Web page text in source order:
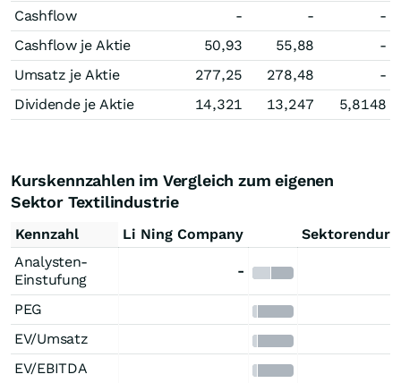
Cashflow
- -
-
Cashflow je Aktie
50,93 55,88
-
Umsatz je Aktie
277,25 278,48
-
Dividende je Aktie
14,321 13,247 5,8148
Kurskennzahlen im Vergleich zum eigenen
Sektor Textilindustrie
Kennzahl Li Ning Company
Analysten-
Einstufung
-
PEG
EV/Umsatz
EV/EBITDA